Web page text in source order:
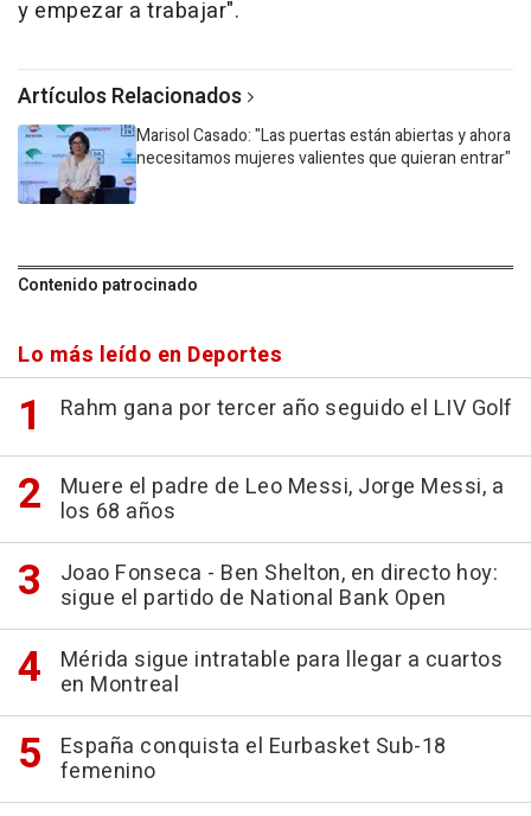
y empezar a trabajar".
Artículos Relacionados
Marisol Casado: "Las puertas están abiertas y ahora
necesitamos mujeres valientes que quieran entrar"
Contenido patrocinado
Lo más leído en Deportes
Rahm gana por tercer año seguido el LIV Golf
Muere el padre de Leo Messi, Jorge Messi, a
los 68 años
Joao Fonseca - Ben Shelton, en directo hoy:
sigue el partido de National Bank Open
Mérida sigue intratable para llegar a cuartos
en Montreal
España conquista el Eurbasket Sub-18
femenino